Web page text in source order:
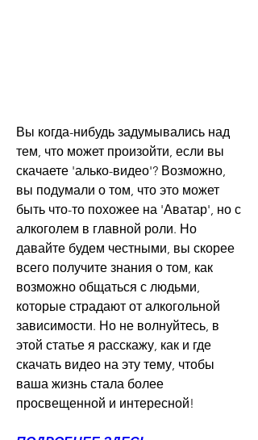
Вы когда-нибудь задумывались над
тем, что может произойти, если вы
скачаете 'алько-видео'? Возможно,
вы подумали о том, что это может
быть что-то похожее на 'Аватар', но с
алкоголем в главной роли. Но
давайте будем честными, вы скорее
всего получите знания о том, как
возможно общаться с людьми,
которые страдают от алкогольной
зависимости. Но не волнуйтесь, в
этой статье я расскажу, как и где
скачать видео на эту тему, чтобы
ваша жизнь стала более
просвещенной и интересной!